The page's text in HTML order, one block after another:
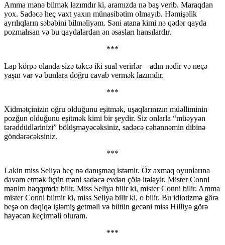
Amma mənə bilmək lazımdır ki, aramızda nə baş verib. Maraqdan
yox. Sadəcə heç vaxt yaxın münasibətim olmayıb. Həmişəlik
ayrılıqların səbəbini bilməliyəm. Səni atana kimi nə qədər qayda
pozmalısan və bu qaydalardan ən əsasları hansılardır.
***
Lap körpə olanda sizə təkcə iki sual verirlər – adın nədir və neçə
yaşın var və bunlara doğru cavab vermək lazımdır.
***
Xidmətçinizin oğru olduğunu eşitmək, uşaqlarınızın müəlliminin
pozğun olduğunu eşitmək kimi bir şeydir. Siz onlarla “müəyyən
tərəddüdlərinizi” bölüşməyəcəksiniz, sadəcə cəhənnəmin dibinə
göndərəcəksiniz.
***
Lakin miss Seliya heç nə danışmaq istəmir. Öz axmaq oyunlarına
davam etmək üçün məni sadəcə evdən çölə itələyir. Mister Conni
mənim haqqımda bilir. Miss Seliya bilir ki, mister Conni bilir. Amma
mister Conni bilmir ki, miss Seliya bilir ki, o bilir. Bu idiotizmə görə
beşə on dəqiqə işləmiş getməli və bütün gecəni miss Hilliyə görə
həyəcan keçirməli oluram.
***